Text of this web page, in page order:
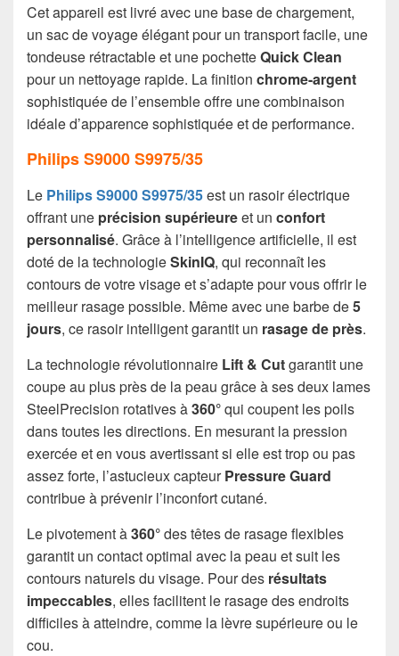
Cet appareil est livré avec une base de chargement,
un sac de voyage élégant pour un transport facile, une
tondeuse rétractable et une pochetteQuick Clean
pour un nettoyage rapide. La finition chrome-argent
sophistiquée de l’ensemble offre une combinaison
idéale d’apparence sophistiquée et de performance.
Philips S9000 S9975/35
Le Philips S9000 S9975/35est un rasoir électrique
offrant une précision supérieureet un confort
personnalisé. Grâce à l’intelligence artificielle, il est
doté de la technologieSkinIQ, qui reconnaît les
contours de votre visage et s’adapte pour vous offrir le
meilleur rasage possible. Même avec une barbe de5
jours, ce rasoir intelligent garantit un rasage de près.
La technologie révolutionnaire Lift & Cutgarantit une
coupe au plus près de la peau grâce à ses deux lames
SteelPrecision rotatives à360°qui coupent les poils
dans toutes les directions. En mesurant la pression
exercée et en vous avertissant si elle est trop ou pas
assez forte, l’astucieux capteurPressure Guard
contribue à prévenir l’inconfort cutané.
Le pivotement à360°des têtes de rasage flexibles
garantit un contact optimal avec la peau et suit les
contours naturels du visage. Pour des résultats
impeccables, elles facilitent le rasage des endroits
difficiles à atteindre, comme la lèvre supérieure ou le
cou.